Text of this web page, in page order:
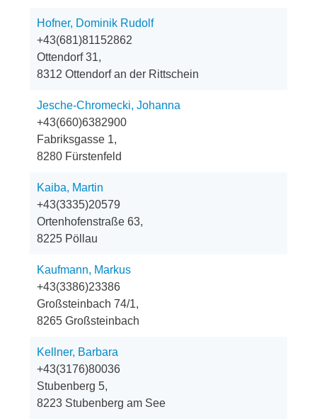
Hofner, Dominik Rudolf
+43(681)81152862
Ottendorf 31,
8312 Ottendorf an der Rittschein
Jesche-Chromecki, Johanna
+43(660)6382900
Fabriksgasse 1,
8280 Fürstenfeld
Kaiba, Martin
+43(3335)20579
Ortenhofenstraße 63,
8225 Pöllau
Kaufmann, Markus
+43(3386)23386
Großsteinbach 74/1,
8265 Großsteinbach
Kellner, Barbara
+43(3176)80036
Stubenberg 5,
8223 Stubenberg am See